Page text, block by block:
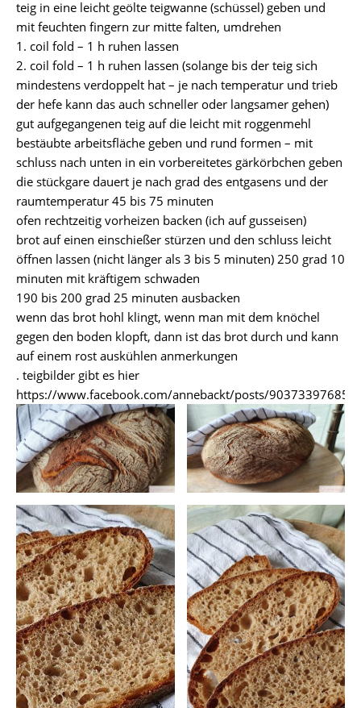
teig in eine leicht geölte teigwanne (schüssel) geben und
mit feuchten fingern zur mitte falten, umdrehen
1. coil fold – 1 h ruhen lassen
2. coil fold – 1 h ruhen lassen (solange bis der teig sich
mindestens verdoppelt hat – je nach temperatur und trieb
der hefe kann das auch schneller oder langsamer gehen)
gut aufgegangenen teig auf die leicht mit roggenmehl
bestäubte arbeitsfläche geben und rund formen – mit
schluss nach unten in ein vorbereitetes gärkörbchen geben
die stückgare dauert je nach grad des entgasens und der
raumtemperatur 45 bis 75 minuten
ofen rechtzeitig vorheizen backen (ich auf gusseisen)
brot auf einen einschießer stürzen und den schluss leicht
öffnen lassen (nicht länger als 3 bis 5 minuten) 250 grad 10
minuten mit kräftigem schwaden
190 bis 200 grad 25 minuten ausbacken
wenn das brot hohl klingt, wenn man mit dem knöchel
gegen den boden klopft, dann ist das brot durch und kann
auf einem rost auskühlen anmerkungen
. teigbilder gibt es hier
https://www.facebook.com/annebackt/posts/